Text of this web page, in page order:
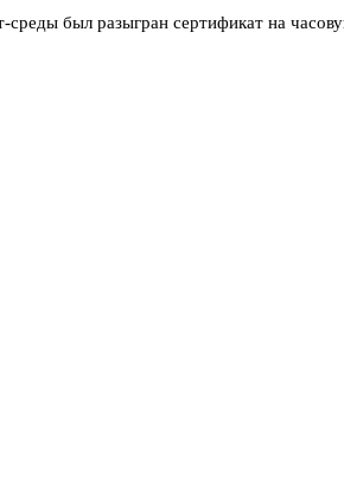
среды был разыгран сертификат на